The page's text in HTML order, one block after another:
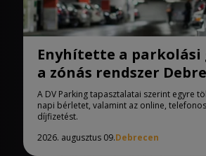
Enyhítette a parkolási
a zónás rendszer
A DV Parking tapasztalatai szerint egyre
napi bérletet, valamint az online,
díjfizetést.
2026. augusztus 09.Debrecen